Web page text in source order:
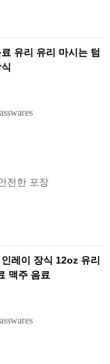
유리 유리 마시는 텀
전한 포장
레이 장식 12oz 유리
맥주 음료